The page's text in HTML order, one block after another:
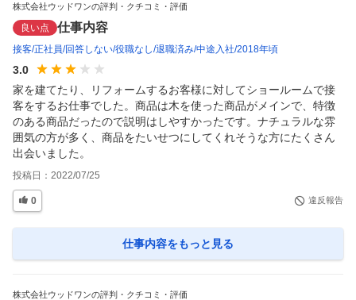
株式会社ウッドワンの評判・クチコミ・評価
良い点 仕事内容
接客 正社員 回答しない 役職なし 退職済み 中途入社 2018年頃
3.0
家を建てたり、リフォームするお客様に対してショールームで接
客をするお仕事でした。商品は木を使った商品がメインで、特徴
のある商品だったので説明はしやすかったです。ナチュラルな雰
囲気の方が多く、商品をたいせつにしてくれそうな方にたくさん
出会いました。
投稿日： 2022/07/25
0 違反報告
仕事内容をもっと見る
株式会社ウッドワンの評判・クチコミ・評価